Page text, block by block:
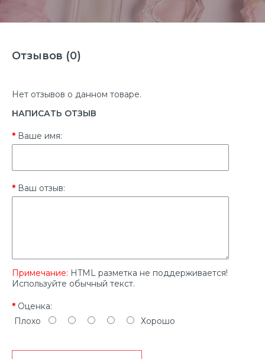
Отзывов (0)
Нет отзывов о данном товаре.
НАПИСАТЬ ОТЗЫВ
Ваше имя:
Ваш отзыв:
Примечание: HTML разметка не поддерживается!
Используйте обычный текст.
Оценка:
Плохо
Хорошо